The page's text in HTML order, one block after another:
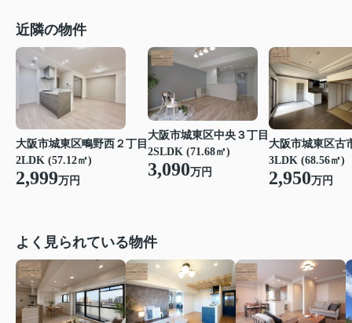
近隣の物件
大阪市城東区鴫野西２丁目
2LDK (57.12㎡)
2,999万円
大阪市城東区中央３丁目
2SLDK (71.68㎡)
3,090万円
大阪市城東区古
3LDK (68.56㎡)
2,950万円
よく見られている物件